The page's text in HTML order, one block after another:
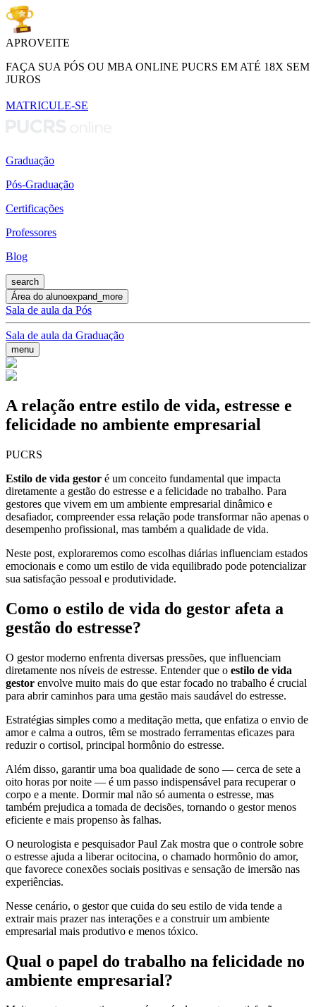
APROVEITE
FAÇA SUA PÓS OU MBA ONLINE PUCRS EM ATÉ 18X SEM
JUROS
MATRICULE-SE
Graduação
Pós-Graduação
Certificações
Professores
Blog
search
Área do alunoexpand_more
Sala de aula da Pós
Sala de aula da Graduação
menu
A relação entre estilo de vida, estresse e
felicidade no ambiente empresarial
PUCRS
Estilo de vida gestor é um conceito fundamental que impacta
diretamente a gestão do estresse e a felicidade no trabalho. Para
gestores que vivem em um ambiente empresarial dinâmico e
desafiador, compreender essa relação pode transformar não apenas o
desempenho profissional, mas também a qualidade de vida.
Neste post, exploraremos como escolhas diárias influenciam estados
emocionais e como um estilo de vida equilibrado pode potencializar
sua satisfação pessoal e produtividade.
Como o estilo de vida do gestor afeta a
gestão do estresse?
O gestor moderno enfrenta diversas pressões, que influenciam
diretamente nos níveis de estresse. Entender que o estilo de vida
gestor envolve muito mais do que estar focado no trabalho é crucial
para abrir caminhos para uma gestão mais saudável do estresse.
Estratégias simples como a meditação metta, que enfatiza o envio de
amor e calma a outros, têm se mostrado ferramentas eficazes para
reduzir o cortisol, principal hormônio do estresse.
Além disso, garantir uma boa qualidade de sono — cerca de sete a
oito horas por noite — é um passo indispensável para recuperar o
corpo e a mente. Dormir mal não só aumenta o estresse, mas
também prejudica a tomada de decisões, tornando o gestor menos
eficiente e mais propenso às falhas.
O neurologista e pesquisador Paul Zak mostra que o controle sobre
o estresse ajuda a liberar ocitocina, o chamado hormônio do amor,
que favorece conexões sociais positivas e sensação de imersão nas
experiências.
Nesse cenário, o gestor que cuida do seu estilo de vida tende a
extrair mais prazer nas interações e a construir um ambiente
empresarial mais produtivo e menos tóxico.
Qual o papel do trabalho na felicidade no
ambiente empresarial?